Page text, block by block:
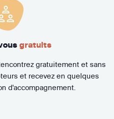
gratuits
gratuitement et sans
et recevez en quelques
d'accompagnement.